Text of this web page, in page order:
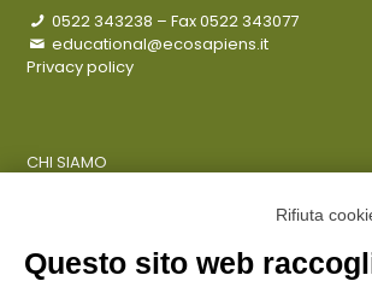
0522 343238 – Fax 0522 343077
educational@ecosapiens.it
Privacy policy
CHI SIAMO
Rifiuta
Questo sito web